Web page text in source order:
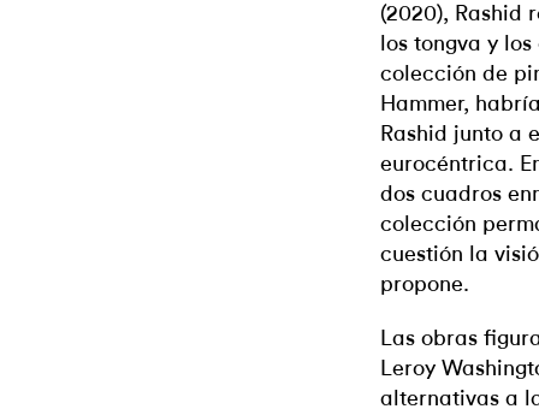
(2020), Rashid
los tongva y
colección de
Hammer,
Rashid junto a
eurocéntrica.
dos cuadros
colección
cuestión la
propone.
Las obras
Leroy
alternativas a